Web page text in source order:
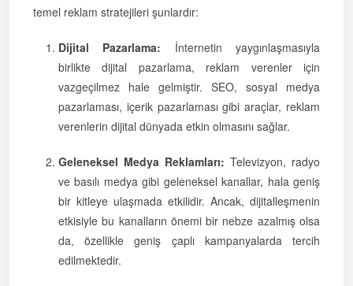
temel reklam stratejileri şunlardır:
Dijital Pazarlama: İnternetin yaygınlaşmasıyla
birlikte dijital pazarlama, reklam verenler için
vazgeçilmez hale gelmiştir. SEO, sosyal medya
pazarlaması, içerik pazarlaması gibi araçlar, reklam
verenlerin dijital dünyada etkin olmasını sağlar.
Geleneksel Medya Reklamları: Televizyon, radyo
ve basılı medya gibi geleneksel kanallar, hala geniş
bir kitleye ulaşmada etkilidir. Ancak, dijitalleşmenin
etkisiyle bu kanalların önemi bir nebze azalmış olsa
da, özellikle geniş çaplı kampanyalarda tercih
edilmektedir.